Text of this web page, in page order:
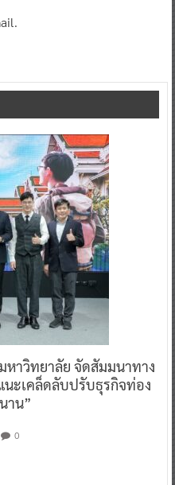
าวิทยาลัย จัดสัมมนาทาง
นะเคล็ดลับปรับธุรกิจท่อง
าน”
0